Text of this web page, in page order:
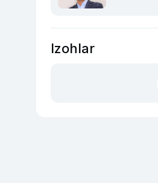
Izohlar